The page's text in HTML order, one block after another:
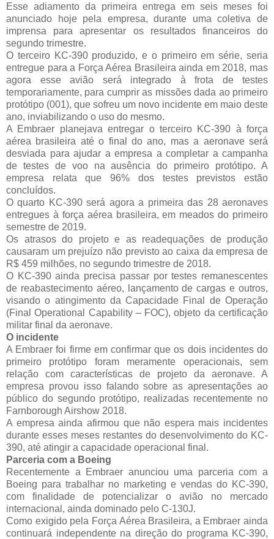
Esse adiamento da primeira entrega em seis meses foi
anunciado hoje pela empresa, durante uma coletiva de
imprensa para apresentar os resultados financeiros do
segundo trimestre.
O terceiro KC-390 produzido, e o primeiro em série, seria
entregue para a Força Aérea Brasileira ainda em 2018, mas
agora esse avião será integrado à frota de testes
temporariamente, para cumprir as missões dada ao primeiro
protótipo (001), que sofreu um novo incidente em maio deste
ano, inviabilizando o uso do mesmo.
A Embraer planejava entregar o terceiro KC-390 à força
aérea brasileira até o final do ano, mas a aeronave será
desviada para ajudar a empresa a completar a campanha
de testes de voo na ausência do primeiro protótipo. A
empresa relata que 96% dos testes previstos estão
concluídos.
O quarto KC-390 será agora a primeira das 28 aeronaves
entregues à força aérea brasileira, em meados do primeiro
semestre de 2019.
Os atrasos do projeto e as readequações de produção
causaram um prejuízo não previsto ao caixa da empresa de
R$ 459 milhões, no segundo trimestre de 2018.
O KC-390 ainda precisa passar por testes remanescentes
de reabastecimento aéreo, lançamento de cargas e outros,
visando o atingimento da Capacidade Final de Operação
(Final Operational Capability – FOC), objeto da certificação
militar final da aeronave.
O incidente
A Embraer foi firme em confirmar que os dois incidentes do
primeiro protótipo foram meramente operacionais, sem
relação com características de projeto da aeronave. A
empresa provou isso falando sobre as apresentações ao
público do segundo protótipo, realizadas recentemente no
Farnborough Airshow 2018.
A empresa ainda afirmou que não espera mais incidentes
durante esses meses restantes do desenvolvimento do KC-
390, até atingir a capacidade operacional final.
Parceria com a Boeing
Recentemente a Embraer anunciou uma parceria com a
Boeing para trabalhar no marketing e vendas do KC-390,
com finalidade de potencializar o avião no mercado
internacional, ainda dominado pelo C-130J.
Como exigido pela Força Aérea Brasileira, a Embraer ainda
continuará independente na direção do programa KC-390,